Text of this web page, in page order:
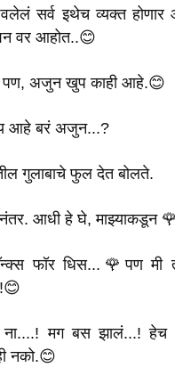
सर्व इथेच व्यक्त होणार
वर आहोत..😊
अजुन खुप काही आहे.😊
आहे बरं अजुन...?
गुलाबाचे फुल देत बोलते.
आधी हे घे, माझ्याकडून 🌹
फॉर धिस...🌹पण मी
मग बस झालं...!
नको.😊